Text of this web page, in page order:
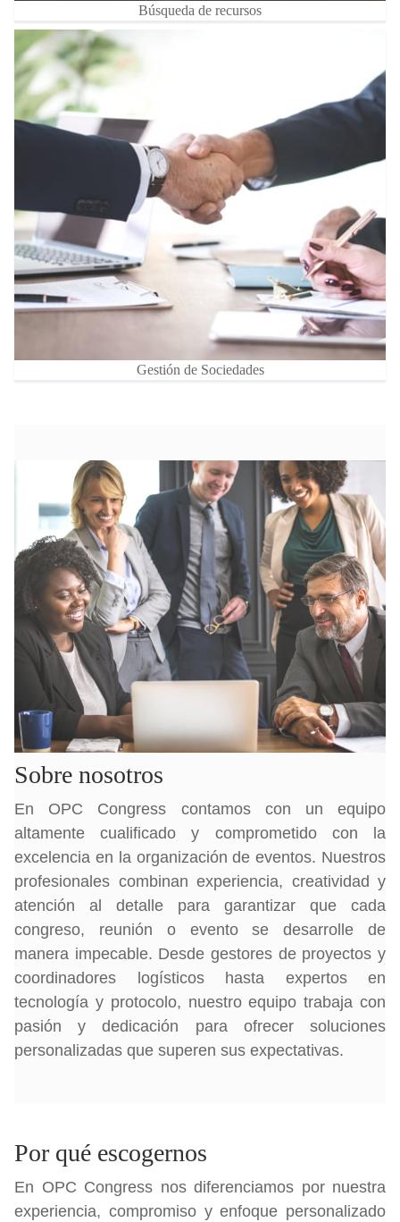
Búsqueda de recursos
Gestión de Sociedades
Sobre nosotros
En OPC Congress contamos con un equipo
altamente cualificado y comprometido con la
excelencia en la organización de eventos. Nuestros
profesionales combinan experiencia, creatividad y
atención al detalle para garantizar que cada
congreso, reunión o evento se desarrolle de
manera impecable. Desde gestores de proyectos y
coordinadores logísticos hasta expertos en
tecnología y protocolo, nuestro equipo trabaja con
pasión y dedicación para ofrecer soluciones
personalizadas que superen sus expectativas.
Por qué escogernos
En OPC Congress nos diferenciamos por nuestra
experiencia, compromiso y enfoque personalizado